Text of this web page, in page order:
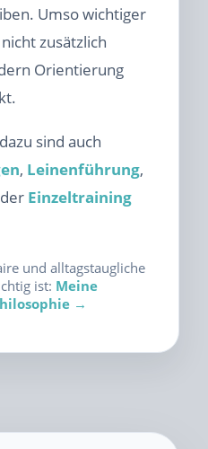
Umso wichtiger
zusätzlich
Orientierung
sind auch
, Leinenführung,
Einzeltraining
und alltagstaugliche
ist: Meine
→